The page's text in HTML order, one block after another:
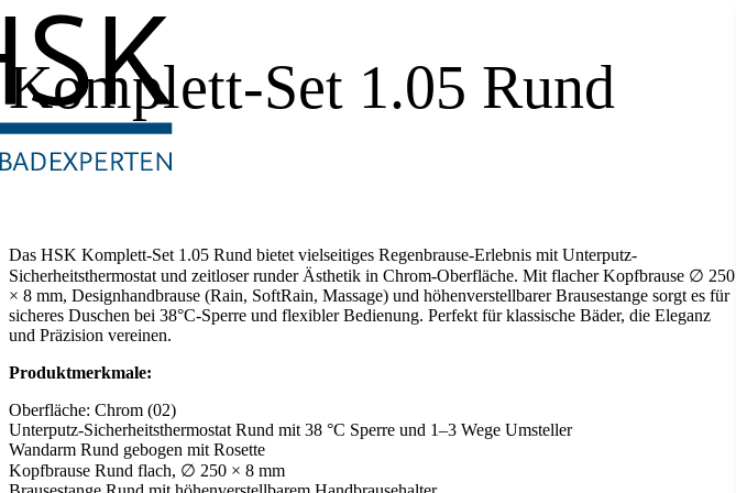
Komplett-Set 1.05 Rund
Das HSK Komplett-Set 1.05 Rund bietet vielseitiges Regenbrause-Erlebnis mit Unterputz-
Sicherheitsthermostat und zeitloser runder Ästhetik in Chrom-Oberfläche. Mit flacher Kopfbrause ∅ 250
× 8 mm, Designhandbrause (Rain, SoftRain, Massage) und höhenverstellbarer Brausestange sorgt es für
sicheres Duschen bei 38°C-Sperre und flexibler Bedienung. Perfekt für klassische Bäder, die Eleganz
und Präzision vereinen.
Produktmerkmale:
Oberfläche: Chrom (02)
Unterputz-Sicherheitsthermostat Rund mit 38 °C Sperre und 1–3 Wege Umsteller
Wandarm Rund gebogen mit Rosette
Kopfbrause Rund flach, ∅ 250 × 8 mm